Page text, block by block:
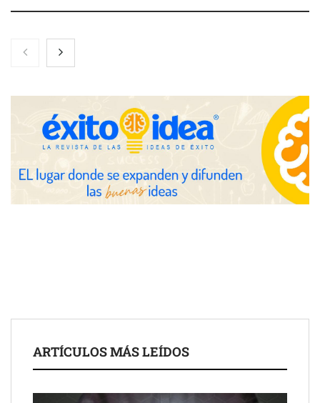
Nicols presenta seis modelos de anillos de compromiso para el
eclipse solar del 12 de agosto
Zoomex mejora su Strategy Center con herramientas
avanzadas para trading estratégico
COMPALISS de LYSOTRIC: cuando un solo producto multiplica
las posibilidades del salón profesional
ARTÍCULOS MÁS LEÍDOS